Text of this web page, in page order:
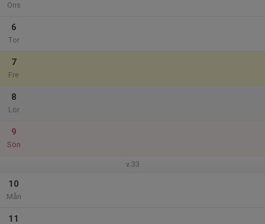
Ons
6
Tor
7
Fre
8
Lör
9
Sön
v.33
10
Mån
11